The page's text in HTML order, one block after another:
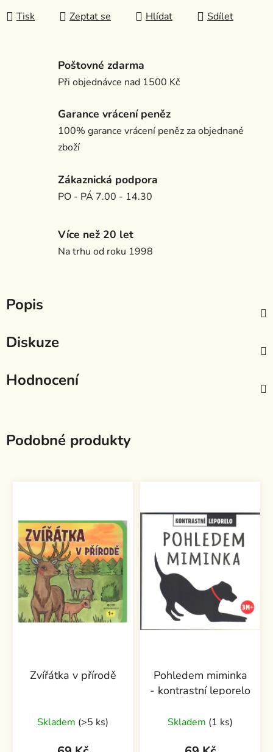
Tisk Zeptat se Hlídat Sdílet
Poštovné zdarma
Při objednávce nad 1500 Kč
Garance vrácení peněz
100% garance vrácení peněz za objednané
zboží
Zákaznická podpora
PO - PÁ 7.00 - 14.30
Více než 20 let
Na trhu od roku 1998
Popis
Diskuze
Hodnocení
Podobné produkty
Zvířátka v přírodě
Skladem (>5 ks)
Pohledem miminka
- kontrastní leporelo
Skladem (1 ks)